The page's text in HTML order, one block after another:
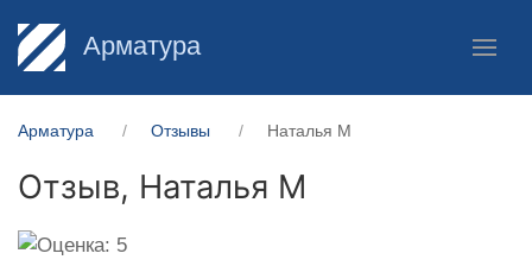
Арматура
Арматура Отзывы Наталья М
Отзыв, Наталья М